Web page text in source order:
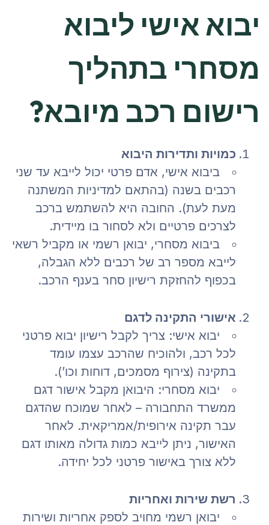
יבוא אישי ליבוא
מסחרי בתהליך
רישום רכב מיובא?
כמויות ותדירות היבוא
ביבוא אישי, אדם פרטי יכול לייבא עד שני
רכבים בשנה (בהתאם למדיניות המשתנה
מעת לעת). החובה היא להשתמש ברכב
לצרכים פרטיים ולא לסחור בו מיידית.
ביבוא מסחרי, יבואן רשמי או מקביל רשאי
לייבא מספר רב של רכבים ללא הגבלה,
בכפוף להחזקת רישיון סחר בענף הרכב.
אישורי התקינה לדגם
יבוא אישי: צריך לקבל רישיון יבוא פרטני
לכל רכב, ולהוכיח שהרכב עצמו עומד
בתקינה (צירוף מסמכים, דוחות וכו’).
יבוא מסחרי: היבואן מקבל אישור דגם
ממשרד התחבורה – לאחר שמוכח שהדגם
עבר תקינה אירופית/אמריקאית. לאחר
האישור, ניתן לייבא כמות גדולה מאותו דגם
ללא צורך באישור פרטני לכל יחידה.
רשת שירות ואחריות
יבואן רשמי מחויב לספק אחריות ושירות